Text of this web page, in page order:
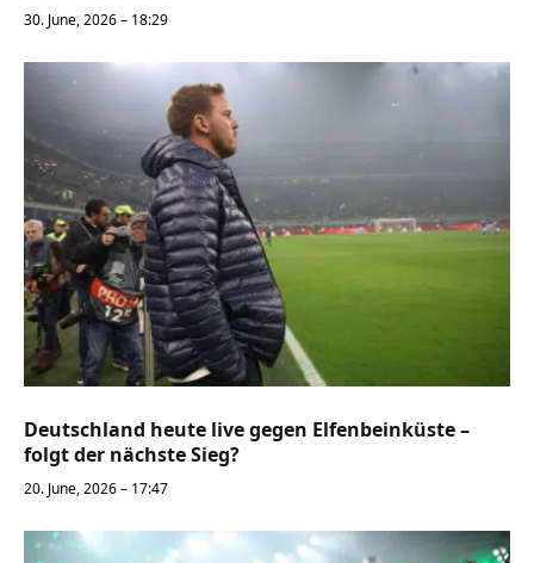
30. June, 2026 – 18:29
Deutschland heute live gegen Elfenbeinküste –
folgt der nächste Sieg?
20. June, 2026 – 17:47